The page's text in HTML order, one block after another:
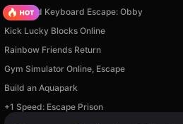
+1 Speed Keyboard Escape: Obby
Kick Lucky Blocks Online
Rainbow Friends Return
Gym Simulator Online, Escape
Build an Aquapark
+1 Speed: Escape Prison